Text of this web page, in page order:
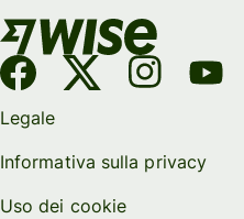
Legale
Informativa sulla privacy
Uso dei cookie